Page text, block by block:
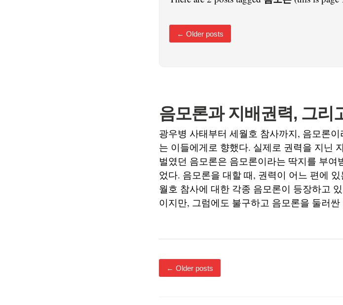
← Older posts
음모론과 지배권력, 그리
광우병 사태부터 세월호 참사까지, 음모론
는 이들에게로 향했다. 실제로 권력을 지닌
벌였던 음모론은 음모론이라는 딱지를 부
었다. 음모론을 대할 때, 권력이 어느 편에
월호 참사에 대한 각종 음모론이 등장하고
이지만, 그럼에도 불구하고 음모론을 둘러
← Older posts